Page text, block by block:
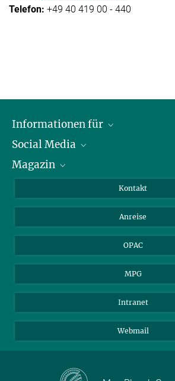
+49 40 419 00 - 440
Informationen für
Journalist*innen
Stipendiat*innen
Social Media
LinkedIn
Magazin
Kontakt
Anreise
OPAC
MPG
Intranet
Webmail